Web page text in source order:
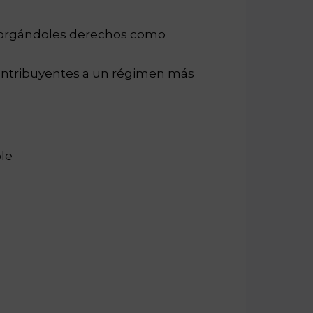
derechos como
a un régimen más